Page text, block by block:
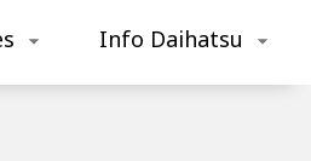
Info Daihatsu